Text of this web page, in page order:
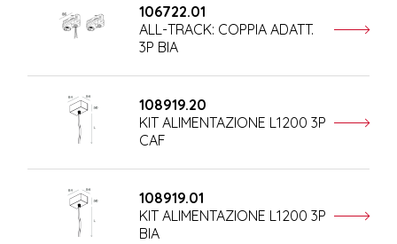
106722.01
ALL-TRACK: COPPIA ADATT.
3P BIA
108919.20
KIT ALIMENTAZIONE L1200 3P
CAF
108919.01
KIT ALIMENTAZIONE L1200 3P
BIA